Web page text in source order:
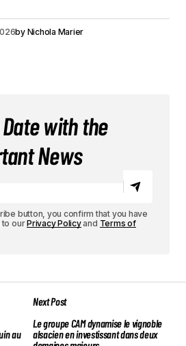
by Nichola Marier
with the
News
button, you confirm that you have
to ourPrivacy Policyand Terms of
au
Next Post
Le groupe CAM dynamise le vignoble
alsacien en investissant dans deux